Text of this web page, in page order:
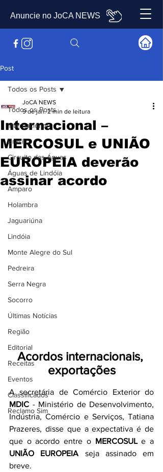
Anuncie no JoCA NEWS
Post
Todos os Posts
Internacional
Brasil
Circuito das Águas
Águas de Lindóia
Amparo
Holambra
Jaguariúna
Lindóia
Monte Alegre do Sul
Pedreira
Serra Negra
Socorro
Últimas Notícias
Região
Editorial
Receitas
Eventos
Classificados
Reclamo Sim
Todos os Posts
Internacional –
MERCOSUL e UNIÃO
EUROPEIA deverão
assinar acordo
JoCA NEWS
9 de jan. 2 min de leitura
Acordos internacionais,
exportações
MDIC - Ministério de Desenvolvimento,
Indústria, Comércio e Serviços, Tatiana
Prazeres, disse que a expectativa é de
que o acordo entre o MERCOSUL
UNIÃO EUROPEIA seja assinado em
breve.